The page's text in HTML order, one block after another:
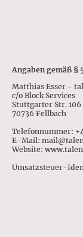
Angaben gemäß §
Matthias Esser -
c/o Block Services
Stuttgarter Str. 106
70736 Fellbach
Telefonnummer:
E-Mail:
Website:
Umsatzsteuer-